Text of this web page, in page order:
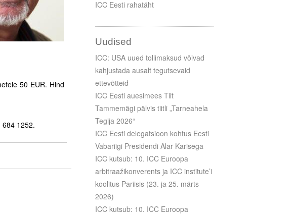
50 EUR. Hind
684 1252.
ICC Eesti rahatäht
Uudised
ICC: USA uued tollimaksud võivad
kahjustada ausalt tegutsevaid
ettevõtteid
ICC Eesti auesimees Tiit
Tammemägi pälvis tiitli „Tarneahela
Tegija 2026“
ICC Eesti delegatsioon kohtus Eesti
Vabariigi Presidendi Alar Karisega
ICC kutsub: 10. ICC Euroopa
arbitraažikonverents ja ICC institute’i
koolitus Pariisis (23. ja 25. märts
2026)
ICC kutsub: 10. ICC Euroopa